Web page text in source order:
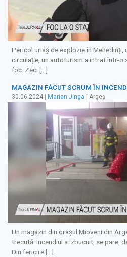
Pericol uriaș de explozie în Mehedinți,
circulație, un autoturism a intrat într-o
foc. Zeci […]
MAGAZIN FĂCUT SCRUM ÎN
30.06.2024 Marian Jinga | Argeș
Un magazin din orașul Mioveni din
trecută. Incendiul a izbucnit, se pare,
Din fericire […]